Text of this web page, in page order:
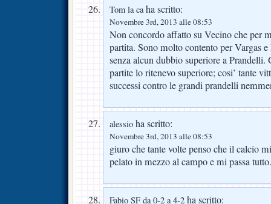
Tom la caha scritto:
Novembre 3rd, 2013 alle 08:53
Non concordo affatto su Vecino che per
partita. Sono molto contento per Vargas
senza alcun dubbio superiore a Prandelli.
partite lo ritenevo superiore; cosi’ tante
successi contro le grandi prandelli
alessio ha scritto:
Novembre 3rd, 2013 alle 08:53
giuro che tante volte penso che il calcio
pelato in mezzo al campo e mi passa
Fabio SF da 0-2 a 4-2 ha scritto: